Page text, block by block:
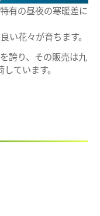
有の昼夜の寒暖差に
い花々が育ちます。
誇り、その販売は九
ています。